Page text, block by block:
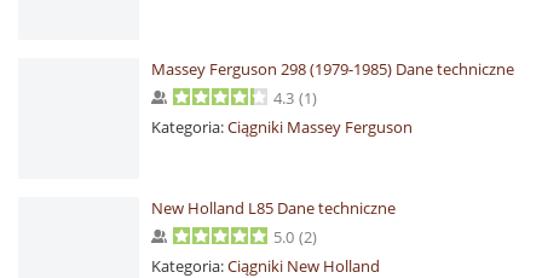
Massey Ferguson 298 (1979-1985) Dane techniczne
4.3 (1)
Kategoria:Ciągniki Massey Ferguson
New Holland L85 Dane techniczne
5.0 (2)
Kategoria:Ciągniki New Holland